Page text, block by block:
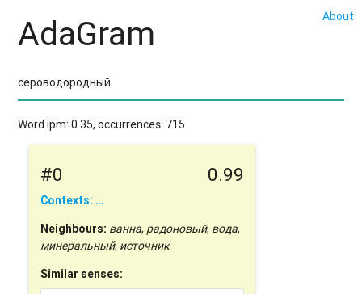
About
AdaGram
Word ipm: 0.35, occurrences: 715.
#0 0.99
Contexts: …
Neighbours: ванна, радоновый, вода,
минеральный, источник
Similar senses: